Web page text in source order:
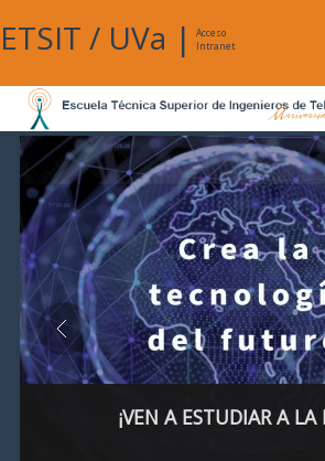
ETSIT / UVa |
Acceso
Intranet
¡VEN A ESTUDIAR A LA